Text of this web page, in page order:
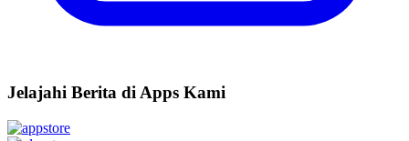
Jelajahi Berita di Apps Kami